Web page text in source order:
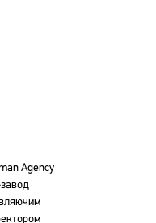
Agency